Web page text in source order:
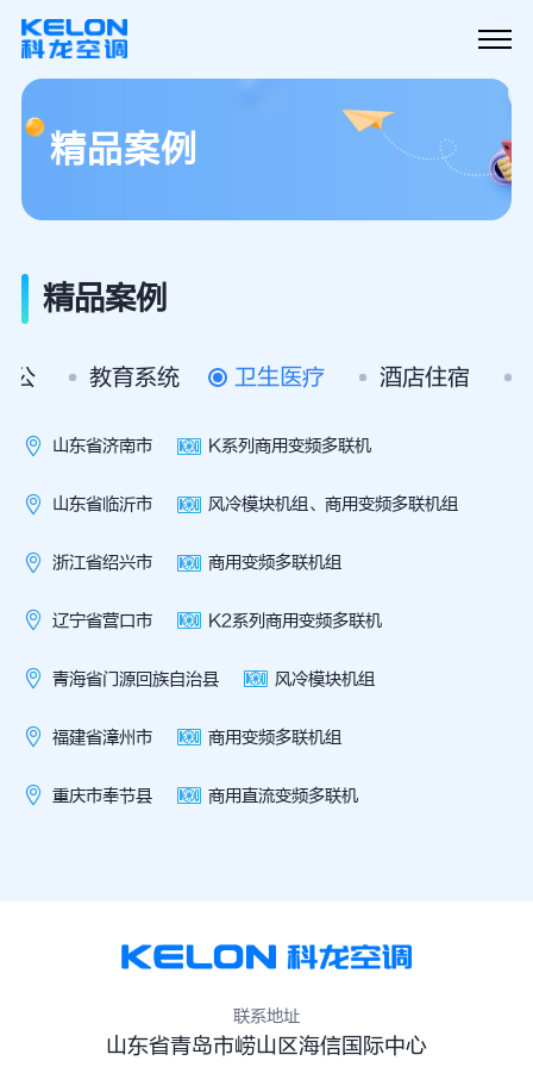
精品案例
精品案例
公 教育系统 卫生医疗 酒店住宿
济南市天桥区药山疾控中心
山东省济南市 K系列商用变频多联机
沂水县第二人民医院
山东省临沂市 风冷模块机组、商用变频多联机组
绍兴市中心医院
浙江省绍兴市 商用变频多联机组
营口市中心医院
辽宁省营口市 K2系列商用变频多联机
门源县卫生院
青海省门源回族自治县 风冷模块机组
南靖县第二医院
福建省漳州市 商用变频多联机组
奉节人民医院
重庆市奉节县 商用直流变频多联机
联系地址
山东省青岛市崂山区海信国际中心